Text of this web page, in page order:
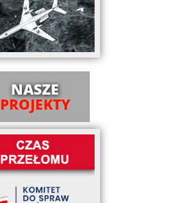
NASZE
PROJEKTY